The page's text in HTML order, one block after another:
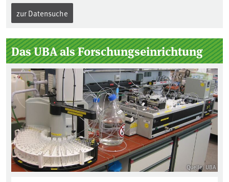
zur Datensuche
Das UBA als Forschungseinrichtung
Quelle: UBA